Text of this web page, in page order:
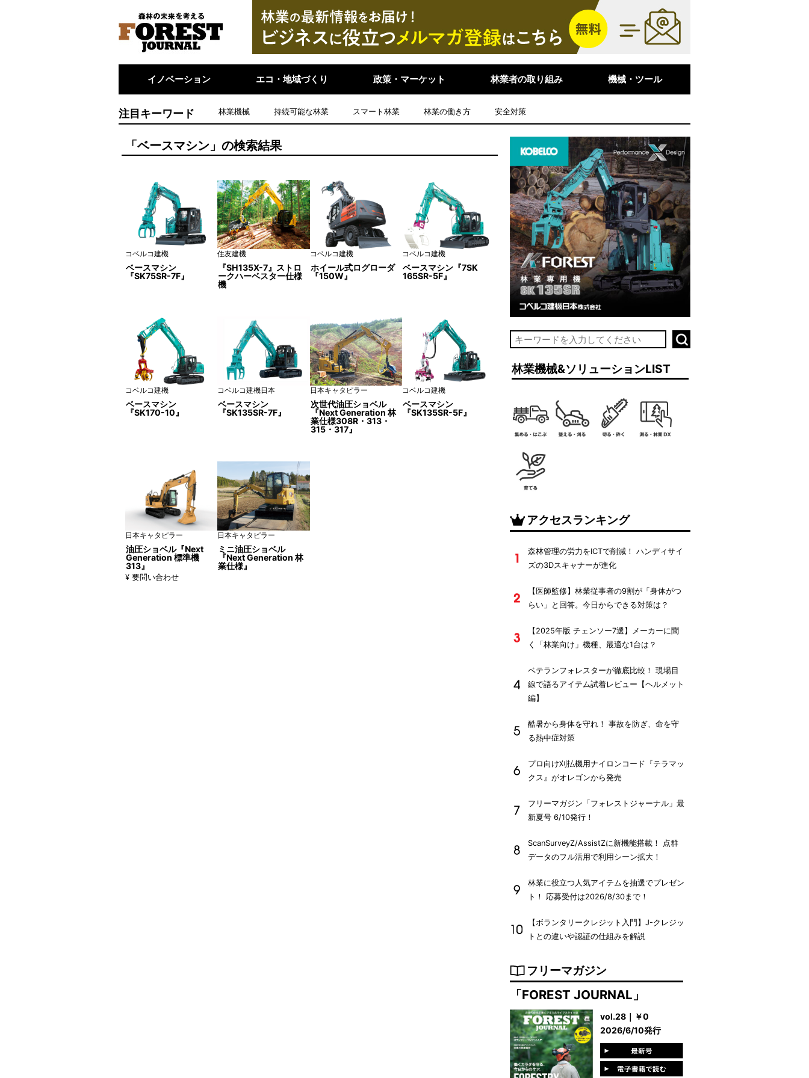
イノベーション エコ・地域づくり 政策・マーケット 林業者の取り組み 機械・ツール
注目キーワード 林業機械 持続可能な林業 スマート林業 林業の働き方 安全対策
「ベースマシン」の検索結果
コベルコ建機
ベースマシン
『SK75SR-7F』
住友建機
『SH135X-7』ストロ
ークハーベスター仕様
機
コベルコ建機
ホイール式ログローダ
『150W』
コベルコ建機
ベースマシン『7SK
165SR-5F』
コベルコ建機
ベースマシン
『SK170-10』
コベルコ建機日本
ベースマシン
『SK135SR-7F』
日本キャタピラー
次世代油圧ショベル
『Next Generation 林
業仕様308R・313・
315・317』
コベルコ建機
ベースマシン
『SK135SR-5F』
日本キャタピラー
油圧ショベル『Next
Generation 標準機
313』
¥ 要問い合わせ
日本キャタピラー
ミニ油圧ショベル
『Next Generation 林
業仕様』
林業機械&ソリューションLIST
アクセスランキング
森林管理の労力をICTで削減！ ハンディサイ
ズの3Dスキャナーが進化
【医師監修】林業従事者の9割が「身体がつ
らい」と回答。今日からできる対策は？
【2025年版 チェンソー7選】メーカーに聞
く「林業向け」機種、最適な1台は？
ベテランフォレスターが徹底比較！ 現場目
線で語るアイテム試着レビュー【ヘルメット
編】
酷暑から身体を守れ！ 事故を防ぎ、命を守
る熱中症対策
プロ向け刈払機用ナイロンコード『テラマッ
クス』がオレゴンから発売
フリーマガジン「フォレストジャーナル」最
新夏号 6/10発行！
ScanSurveyZ/AssistZに新機能搭載！ 点群
データのフル活用で利用シーン拡大！
林業に役立つ人気アイテムを抽選でプレゼン
ト！ 応募受付は2026/8/30まで！
【ボランタリークレジット入門】J-クレジッ
トとの違いや認証の仕組みを解説
フリーマガジン
「FOREST JOURNAL」
vol.28｜￥0
2026/6/10発行